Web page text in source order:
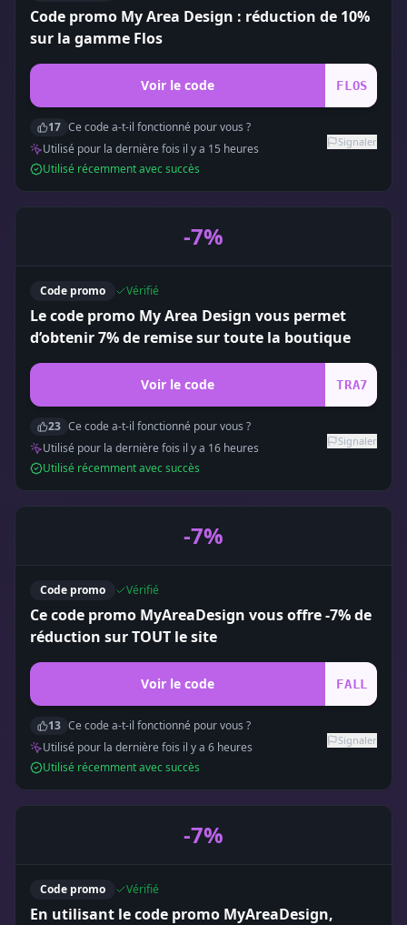
Code promo My Area Design : réduction de 10%
sur la gamme Flos
Voir le code FLOS
17 Ce code a-t-il fonctionné pour vous ?
Utilisé pour la dernière fois il y a 15 heures
Utilisé récemment avec succès
Signaler
-7%
Code promo Vérifié
Le code promo My Area Design vous permet
d’obtenir 7% de remise sur toute la boutique
Voir le code TRA7
23 Ce code a-t-il fonctionné pour vous ?
Utilisé pour la dernière fois il y a 16 heures
Utilisé récemment avec succès
Signaler
-7%
Code promo Vérifié
Ce code promo MyAreaDesign vous offre -7% de
réduction sur TOUT le site
Voir le code FALL
13 Ce code a-t-il fonctionné pour vous ?
Utilisé pour la dernière fois il y a 6 heures
Utilisé récemment avec succès
Signaler
-7%
Code promo Vérifié
En utilisant le code promo MyAreaDesign,